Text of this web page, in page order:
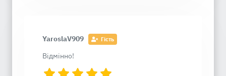
YaroslaV909 Гість
Відмінно!